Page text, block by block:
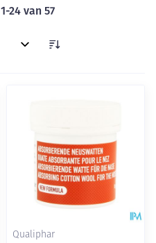
1-24 van 57
Qualiphar